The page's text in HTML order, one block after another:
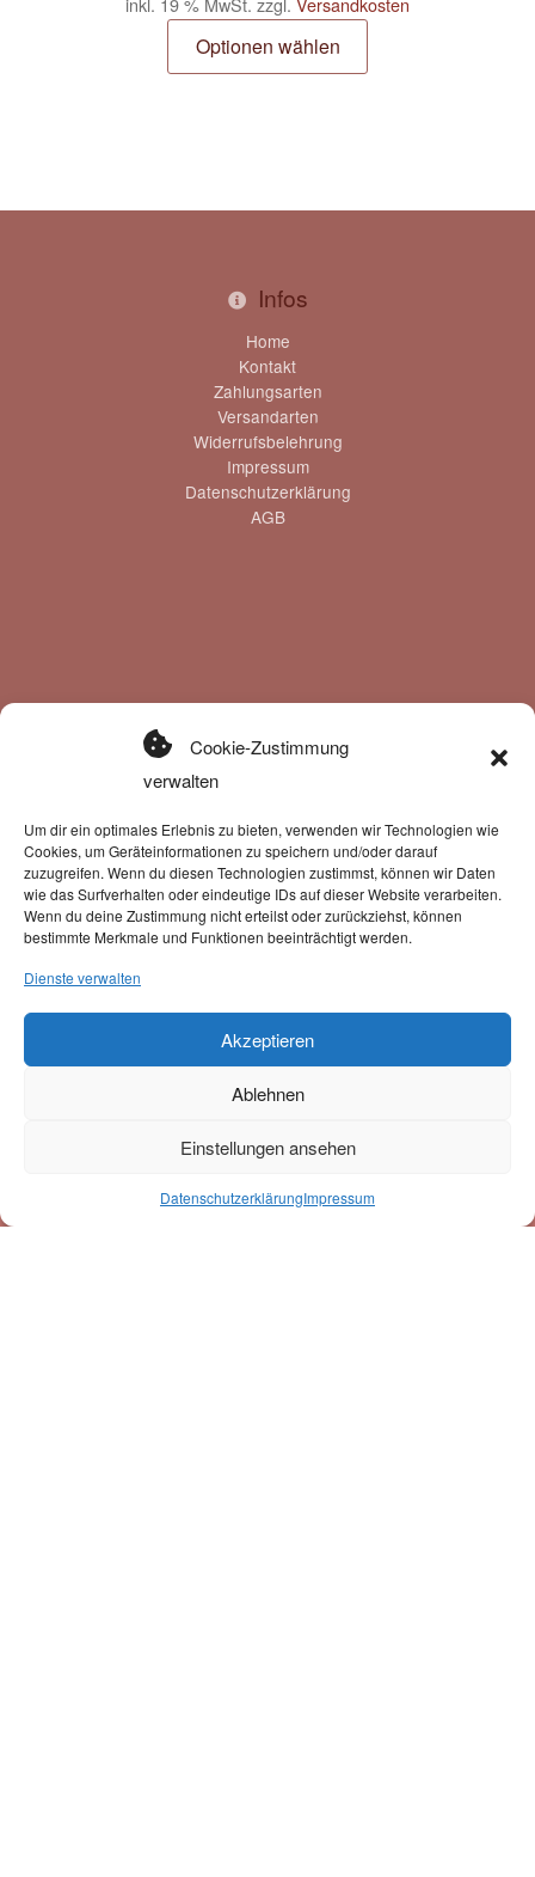
Cookie-Zustimmung
verwalten
Um dir ein optimales Erlebnis zu bieten, verwenden wir Technologien wie
Cookies, um Geräteinformationen zu speichern und/oder darauf
zuzugreifen. Wenn du diesen Technologien zustimmst, können wir Daten
wie das Surfverhalten oder eindeutige IDs auf dieser Website verarbeiten.
Wenn du deine Zustimmung nicht erteilst oder zurückziehst, können
bestimmte Merkmale und Funktionen beeinträchtigt werden.
Dienste verwalten
Akzeptieren
Ablehnen
Einstellungen ansehen
DatenschutzerklärungImpressum
Optionen wählen
Infos
Home
Kontakt
Zahlungsarten
Versandarten
Widerrufsbelehrung
Impressum
Datenschutzerklärung
AGB
Geschirre
Klettis
Gravuren
Gutscheine
Zahlung & Versand
Zahlungsmöglichkeiten:
nach: